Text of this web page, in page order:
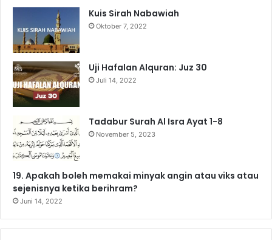
o
k
e
r
m
a
Kuis Sirah Nabawiah
Oktober 7, 2022
Uji Hafalan Alquran: Juz 30
Juli 14, 2022
Tadabur Surah Al Isra Ayat 1-8
November 5, 2023
19. Apakah boleh memakai minyak angin atau viks atau
sejenisnya ketika berihram?
Juni 14, 2022